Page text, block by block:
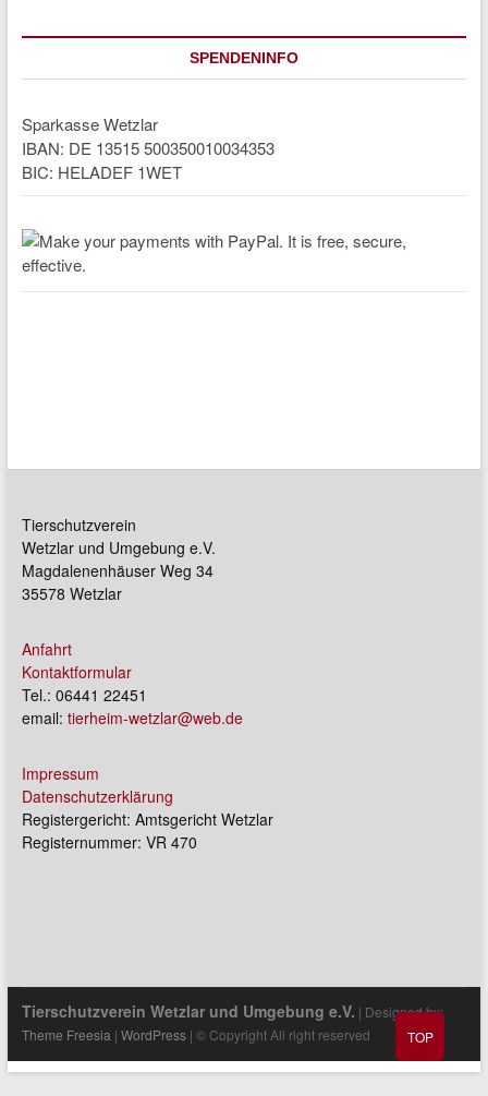
SPENDENINFO
Sparkasse Wetzlar
IBAN: DE 13515 500350010034353
BIC: HELADEF 1WET
Tierschutzverein
Wetzlar und Umgebung e.V.
Magdalenenhäuser Weg 34
35578 Wetzlar
Anfahrt
Kontaktformular
Tel.: 06441 22451
email: tierheim-wetzlar@web.de
Impressum
Datenschutzerklärung
Registergericht: Amtsgericht Wetzlar
Registernummer: VR 470
Tierschutzverein Wetzlar und Umgebung e.V. | Designed by:
Theme Freesia | WordPress| © Copyright All right reserved TOP